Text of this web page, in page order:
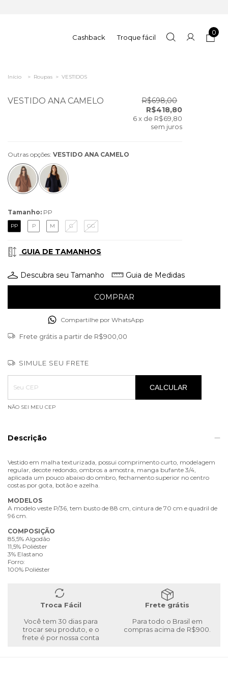
Cashback Troque fácil
0
Início > Roupas > VESTIDOS
VESTIDO ANA CAMELO
R$698,00
R$418,80
6 x de R$69,80
sem juros
Outras opções: VESTIDO ANA CAMELO
Tamanho: PP
PP P M G GG
GUIA DE TAMANHOS
Descubra seu Tamanho Guia de Medidas
Compartilhe por WhatsApp
Frete grátis a partir de R$900,00
SIMULE SEU FRETE
Entregas para o CEP:
ALTERAR CEP
CALCULAR
NÃO SEI MEU CEP
Descrição
Vestido em malha texturizada, possui comprimento curto, modelagem
regular, decote redondo, ombros a amostra, manga bufante 3/4,
aplicada um pouco abaixo do ombro, fechamento superior no centro
costas por gota, botão e azelha.
MODELOS
A modelo veste P/36, tem busto de 88 cm, cintura de 70 cm e quadril de
96 cm.
COMPOSIÇÃO
85,5% Algodão
11,5% Poliéster
3% Elastano
Forro:
100% Poliéster
Troca Fácil
Você tem 30 dias para
trocar seu produto, e o
frete é por nossa conta
Frete grátis
Para todo o Brasil em
compras acima de R$900.